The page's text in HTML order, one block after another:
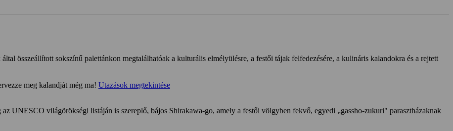
által összeállított sokszínű palettánkon megtalálhatóak a kulturális elmélyülésre, a festői tájak felfedezésére, a kulináris kalandokra és a rejtett
meg kalandját még ma! Utazások megtekintése
UNESCO világörökségi listáján is szereplő, bájos Shirakawa-go, amely a festői völgyben fekvő, egyedi „gassho-zukuri" parasztházaknak